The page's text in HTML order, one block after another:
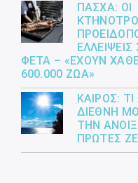
ΠΆΣΧΑ: ΟΙ
ΦΈΤΑ – «ΈΧΟΥΝ
600.000 ΖΏΑ»
ΚΑΙΡΌΣ:
ΔΙΕΘΝΉ
ΤΗΝ
ΠΡΏΤΕΣ